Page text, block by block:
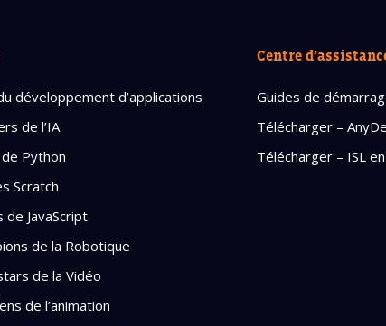
développement d’applications
de l’IA
Python
Scratch
de JavaScript
de la Robotique
de la Vidéo
de l’animation
Centre
Guides de
Télécharger –
Télécharger – ISL